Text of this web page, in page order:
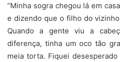
“Minha sogra chegou lá em
e dizendo que o filho do
Quando a gente viu a
diferença, tinha um oco tão
meia torta. Fiquei desesperado